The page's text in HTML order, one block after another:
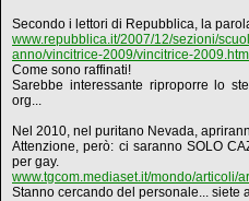
Secondo i lettori di Repubblica, la
www.repubblica.it/2007/12/sezioni/
anno/vincitrice-2009/vincitrice-2009.html
Come sono raffinati!
Sarebbe interessante riproporre lo
org...
Nel 2010, nel puritano Nevada,
Attenzione, però: ci saranno SOLO
per gay.
www.tgcom.mediaset.it/mondo/articoli/
Stanno cercando del personale... siete